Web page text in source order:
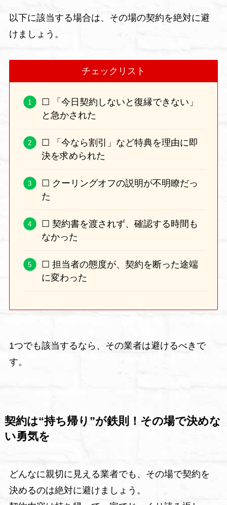
以下に該当する場合は、その場の契約を絶対に避
けましょう。
チェックリスト
☐ 「今日契約しないと復縁できない」
と急かされた
☐ 「今なら割引」など特典を理由に即
決を求められた
☐ クーリングオフの説明が不明瞭だっ
た
☐ 契約書を渡されず、確認する時間も
なかった
☐ 担当者の態度が、契約を断った途端
に変わった
1つでも該当するなら、その業者は避けるべきで
す。
契約は“持ち帰り”が鉄則！その場で決めな
い勇気を
どんなに親切に見える業者でも、その場で契約を
決めるのは絶対に避けましょう。